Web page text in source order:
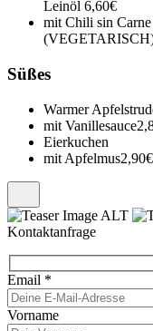
Leinöl 6,60€
mit Chili sin
Süßes
Warmer
mit Vanillesauce
Eierkuchen
mit Apfelmus2,90€
Kontaktanfrage
Email *
Vorname